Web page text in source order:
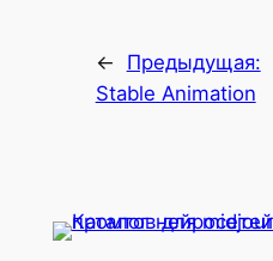
←
Предыдущая:
Stable Animation